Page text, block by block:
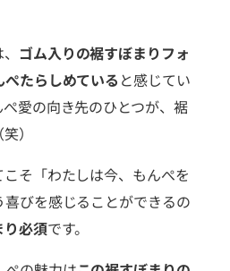
ゴム入りの裾すぼまりフォ
たらしめている と感じてい
愛の向き先のひとつが、裾
）
そ「わたしは今、もんぺを
びを感じることができるの
り必須です。